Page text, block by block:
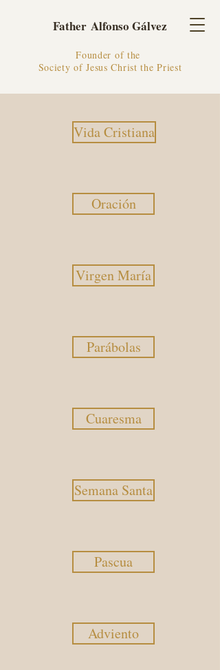
Father Alfonso Gálvez
Founder of the
Society of Jesus Christ the Priest
Vida Cristiana
Oración
Virgen María
Parábolas
Cuaresma
Semana Santa
Pascua
Adviento